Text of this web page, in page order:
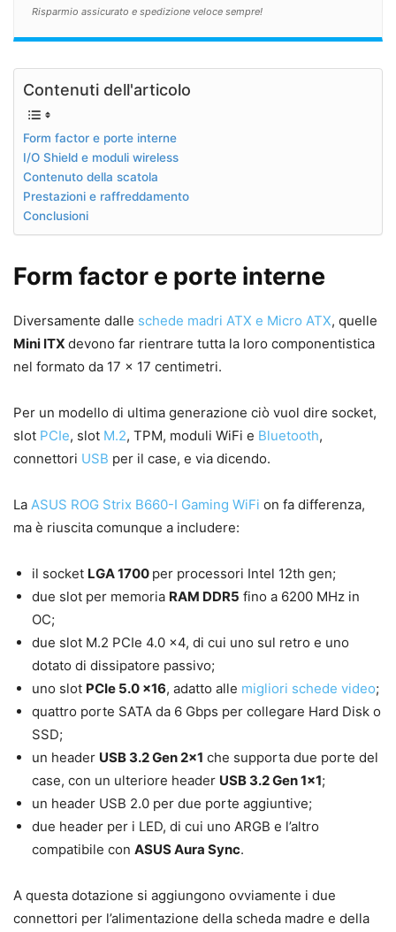
Risparmio assicurato e spedizione veloce sempre!
Contenuti dell'articolo
Form factor e porte interne
I/O Shield e moduli wireless
Contenuto della scatola
Prestazioni e raffreddamento
Conclusioni
Form factor e porte interne
Diversamente dalle schede madri ATX e Micro ATX, quelle
Mini ITX devono far rientrare tutta la loro componentistica
nel formato da 17 x 17 centimetri.
Per un modello di ultima generazione ciò vuol dire socket,
slot PCIe, slot M.2, TPM, moduli WiFi e Bluetooth,
connettori USB per il case, e via dicendo.
La ASUS ROG Strix B660-I Gaming WiFi on fa differenza,
ma è riuscita comunque a includere:
il socket LGA 1700 per processori Intel 12th gen;
due slot per memoria RAM DDR5 fino a 6200 MHz in
OC;
due slot M.2 PCIe 4.0 x4, di cui uno sul retro e uno
dotato di dissipatore passivo;
uno slot PCIe 5.0 x16, adatto alle migliori schede video;
quattro porte SATA da 6 Gbps per collegare Hard Disk o
SSD;
un header USB 3.2 Gen 2×1 che supporta due porte del
case, con un ulteriore header USB 3.2 Gen 1×1;
un header USB 2.0 per due porte aggiuntive;
due header per i LED, di cui uno ARGB e l’altro
compatibile con ASUS Aura Sync.
A questa dotazione si aggiungono ovviamente i due
connettori per l’alimentazione della scheda madre e della